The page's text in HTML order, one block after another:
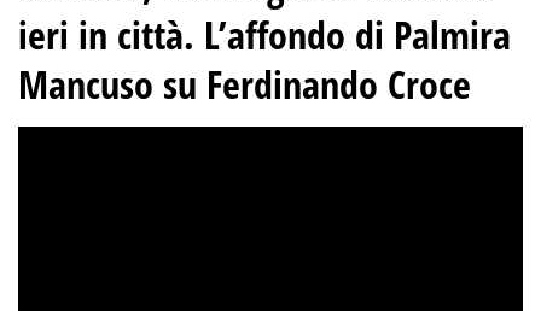
ieri in città. L’affondo di Palmira
Mancuso su Ferdinando Croce